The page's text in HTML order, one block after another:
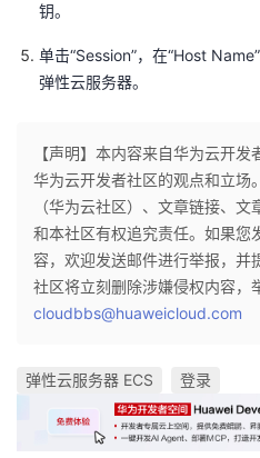
藏
议
钥。
单击“Session”，在“Host
弹性云服务器。
【声明】本内容来自华为云开
华为云开发者社区的观点和立场
（华为云社区）、文章链接、
和本社区有权追究责任。如果您
容，欢迎发送邮件进行举报，并
社区将立刻删除涉嫌侵权内容，
cloudbbs@huaweicloud.com
弹性云服务器 ECS 登录